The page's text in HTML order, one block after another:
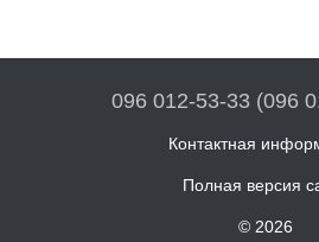
096 012-53-33 (096
Контактная
Полная версия
© 2026